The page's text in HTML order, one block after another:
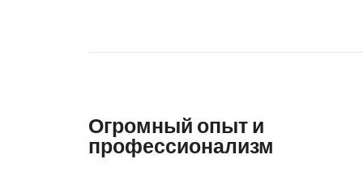
Огромный опыт и
профессионализм